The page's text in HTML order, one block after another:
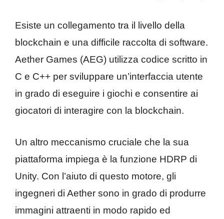
Esiste un collegamento tra il livello della
blockchain e una difficile raccolta di software.
Aether Games (AEG) utilizza codice scritto in
C e C++ per sviluppare un’interfaccia utente
in grado di eseguire i giochi e consentire ai
giocatori di interagire con la blockchain.
Un altro meccanismo cruciale che la sua
piattaforma impiega è la funzione HDRP di
Unity. Con l’aiuto di questo motore, gli
ingegneri di Aether sono in grado di produrre
immagini attraenti in modo rapido ed